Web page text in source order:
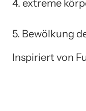
4. extreme
5. Bewölkung
Inspiriert von